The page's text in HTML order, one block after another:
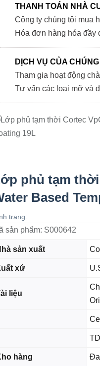
THANH TOÁN NHÀ
Công ty chúng tôi mua
Hóa đơn hàng hóa đầy
DỊCH VỤ CỦA CHÚNG
Tham gia hoạt động
Tư vấn các loại mỡ và
phủ tạm thời
Based
trạng:
sản phẩm: S000642
sản xuất
xứ
liệu
hàng